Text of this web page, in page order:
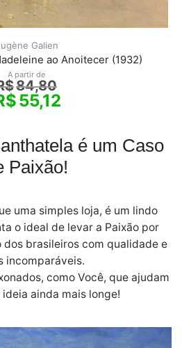
Galien
ao Anoitecer (1932)
A partir de
84,80
55,12
é um Caso
Paixão!
uma simples loja, é um lindo
o ideal de levar a Paixão por
brasileiros com qualidade e
incomparáveis.
como Você, que ajudam
ainda mais longe!